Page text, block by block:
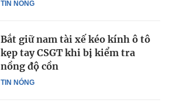
TIN NÓNG
TIN NÓNG
Bắt giữ nam tài xế kéo kính ô tô
kẹp tay CSGT khi bị kiểm tra
nồng độ cồn